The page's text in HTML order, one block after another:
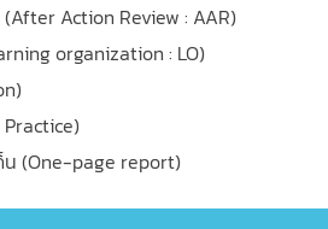
Action Review : AAR)
organization : LO)
น (One-page report)